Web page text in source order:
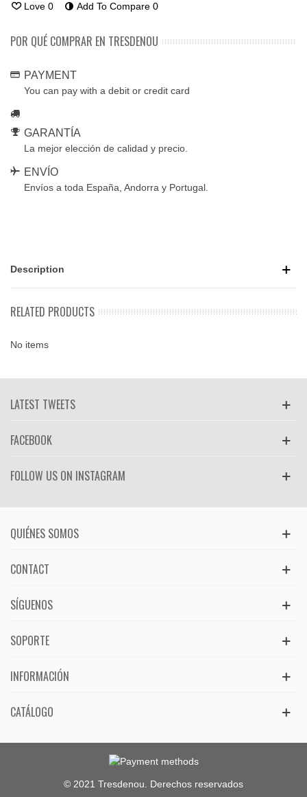
Love 0 Add To Compare 0
POR QUÉ COMPRAR EN TRESDENOU
PAYMENT
You can pay with a debit or credit card
GARANTÍA
La mejor elección de calidad y precio.
ENVÍO
Envíos a toda España, Andorra y Portugal.
Description
RELATED PRODUCTS
No items
LATEST TWEETS
FACEBOOK
FOLLOW US ON INSTAGRAM
QUIÉNES SOMOS
CONTACT
SÍGUENOS
SOPORTE
INFORMACIÓN
CATÁLOGO
© 2021 Tresdenou. Derechos reservados